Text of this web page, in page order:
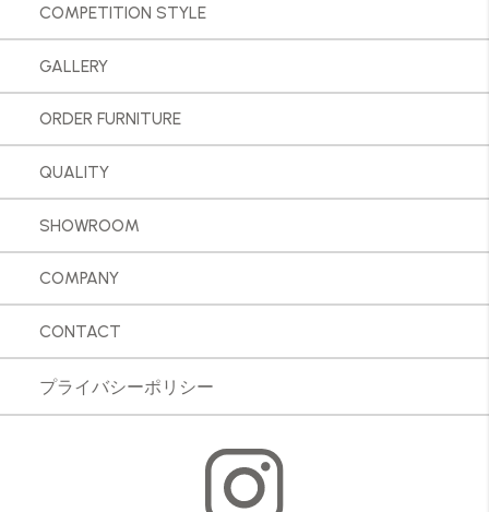
COMPETITION STYLE
GALLERY
ORDER FURNITURE
QUALITY
SHOWROOM
COMPANY
CONTACT
プライバシーポリシー